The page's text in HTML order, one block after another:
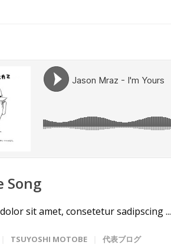
Song
sit amet, consetetur sadipscing ...
TSUYOSHI MOTOBE 代表ブログ